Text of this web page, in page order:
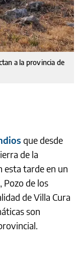
a la provincia de
que desde
de la
esta tarde en un
Pozo de los
de Villa Cura
son